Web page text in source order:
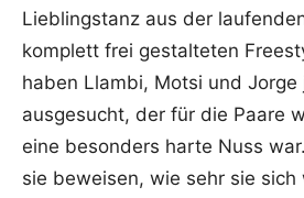
Lieblingstanz aus der
komplett frei gestalteten
haben Llambi, Motsi und Jorge
ausgesucht, der für die Paare
eine besonders harte Nuss
sie beweisen, wie sehr sie